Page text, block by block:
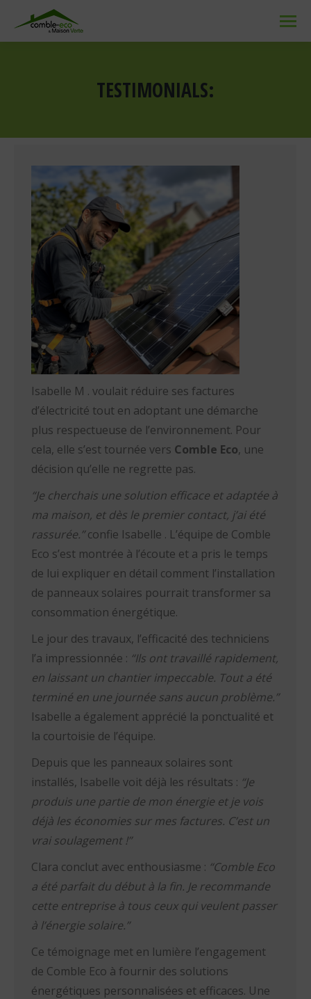
TESTIMONIALS:
Isabelle M . voulait réduire ses factures
d’électricité tout en adoptant une démarche
plus respectueuse de l’environnement. Pour
cela, elle s’est tournée vers Comble Eco, une
décision qu’elle ne regrette pas.
“Je cherchais une solution efficace et adaptée à
ma maison, et dès le premier contact, j’ai été
rassurée.”confie Isabelle . L’équipe de Comble
Eco s’est montrée à l’écoute et a pris le temps
de lui expliquer en détail comment l’installation
de panneaux solaires pourrait transformer sa
consommation énergétique.
Le jour des travaux, l’efficacité des techniciens
l’a impressionnée : “Ils ont travaillé rapidement,
en laissant un chantier impeccable. Tout a été
terminé en une journée sans aucun problème.”
Isabelle a également apprécié la ponctualité et
la courtoisie de l’équipe.
Depuis que les panneaux solaires sont
installés, Isabelle voit déjà les résultats : “Je
produis une partie de mon énergie et je vois
déjà les économies sur mes factures. C’est un
vrai soulagement !”
Clara conclut avec enthousiasme : “Comble Eco
a été parfait du début à la fin. Je recommande
cette entreprise à tous ceux qui veulent passer
à l’énergie solaire.”
Ce témoignage met en lumière l’engagement
de Comble Eco à fournir des solutions
énergétiques personnalisées et efficaces. Une